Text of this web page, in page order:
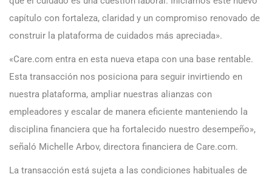
capítulo con fortaleza, claridad y un compromiso renovado de
construir la plataforma de cuidados más apreciada».
«Care.com entra en esta nueva etapa con una base rentable.
Esta transacción nos posiciona para seguir invirtiendo en
nuestra plataforma, ampliar nuestras alianzas con
empleadores y escalar de manera eficiente manteniendo la
disciplina financiera que ha fortalecido nuestro desempeño»,
señaló Michelle Arbov, directora financiera de Care.com.
La transacción está sujeta a las condiciones habituales de